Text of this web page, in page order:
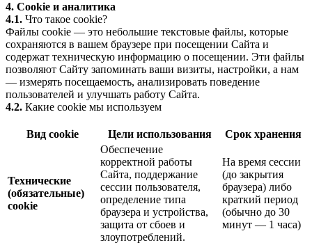
4. Cookie и аналитика
4.1. Что такое cookie?
Файлы cookie — это небольшие текстовые файлы, которые
сохраняются в вашем браузере при посещении Сайта и
содержат техническую информацию о посещении. Эти файлы
позволяют Сайту запоминать ваши визиты, настройки, а нам
— измерять посещаемость, анализировать поведение
пользователей и улучшать работу Сайта.
4.2. Какие cookie мы используем
Вид cookie Цели использования Срок хранения
Технические
(обязательные)
cookie
Обеспечение
корректной работы
Сайта, поддержание
сессии пользователя,
определение типа
браузера и устройства,
защита от сбоев и
злоупотреблений.
На время сессии
(до закрытия
браузера) либо
краткий период
(обычно до 30
минут — 1 часа)